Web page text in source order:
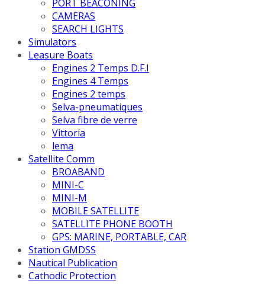
PORT BEACONING
CAMERAS
SEARCH LIGHTS
Simulators
Leasure Boats
Engines 2 Temps D.F.I
Engines 4 Temps
Engines 2 temps
Selva-pneumatiques
Selva fibre de verre
Vittoria
lema
Satellite Comm
BROABAND
MINI-C
MINI-M
MOBILE SATELLITE
SATELLITE PHONE BOOTH
GPS: MARINE, PORTABLE, CAR
Station GMDSS
Nautical Publication
Cathodic Protection